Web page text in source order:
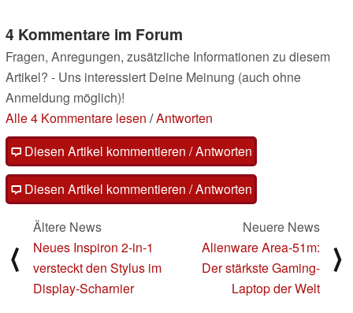
4 Kommentare im Forum
Fragen, Anregungen, zusätzliche Informationen zu diesem
Artikel? - Uns interessiert Deine Meinung (auch ohne
Anmeldung möglich)!
Alle 4 Kommentare lesen /Antworten
Diesen Artikel kommentieren / Antworten
Diesen Artikel kommentieren / Antworten
⟨
Ältere News
Neues Inspiron 2-in-1
versteckt den Stylus im
Display-Scharnier
Neuere News
Alienware Area-51m:
Der stärkste Gaming-
Laptop der Welt
⟩